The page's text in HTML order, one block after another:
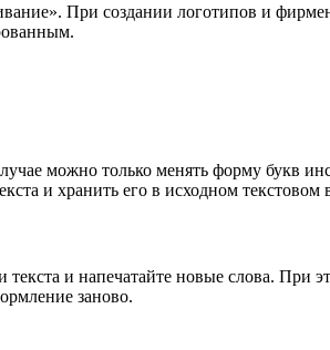
При создании логотипов и
можно только менять форму букв
и хранить его в исходном текстовом
и напечатайте новые слова. При
заново.